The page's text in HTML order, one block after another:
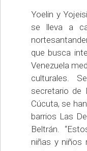
Yoelin y
se lleva a
que busca
Venezuela
culturales.
secretario de
Cúcuta, se
barrios Las
Beltrán.
niñas y niños